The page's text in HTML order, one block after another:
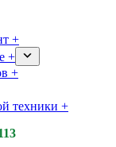
+
+
+
техники +